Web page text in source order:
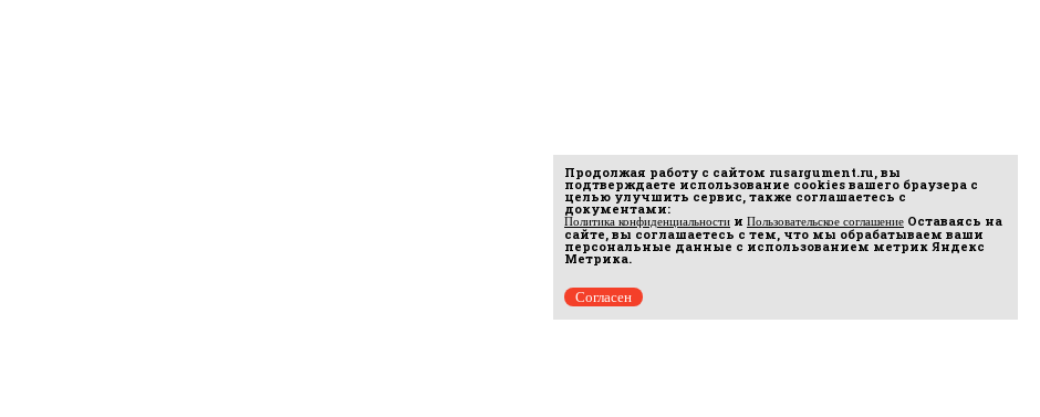
Продолжая работу с сайтом rusargument.ru, вы
подтверждаете использование cookies вашего браузера с
целью улучшить сервис, также соглашаетесь с
документами:
Политика конфиденциальности и Пользовательское соглашение Оставаясь на
сайте, вы соглашаетесь с тем, что мы обрабатываем ваши
персональные данные с использованием метрик Яндекс
Метрика.
Согласен